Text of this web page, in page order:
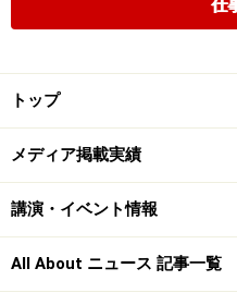
仕
トップ
メディア掲載実績
講演・イベント情報
All About ニュース 記事一覧